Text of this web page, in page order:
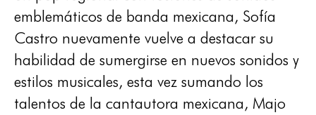
emblemáticos de banda mexicana, Sofía
Castro nuevamente vuelve a destacar su
habilidad de sumergirse en nuevos sonidos y
estilos musicales, esta vez sumando los
talentos de la cantautora mexicana, Majo